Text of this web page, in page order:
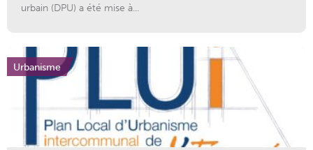
urbain (DPU) a été mise à...
Urbanisme